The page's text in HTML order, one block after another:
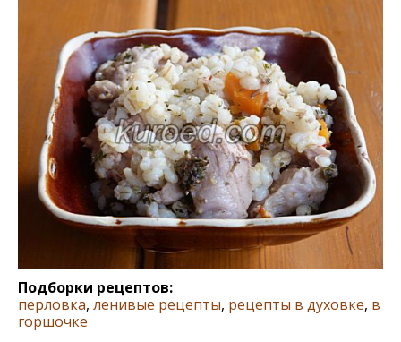
Подборки рецептов:
перловка, ленивые рецепты, рецепты в духовке, в
горшочке